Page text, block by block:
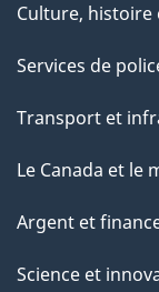
Culture,
Services de
Transport et
Le Canada et le
Argent et
Science et